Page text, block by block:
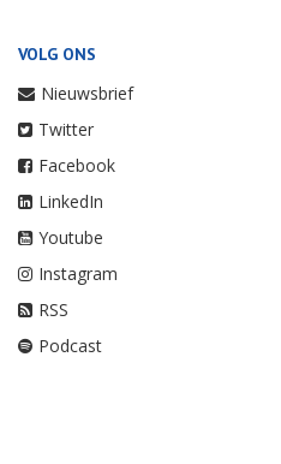
VOLG ONS
Nieuwsbrief
Twitter
Facebook
LinkedIn
Youtube
Instagram
RSS
Podcast